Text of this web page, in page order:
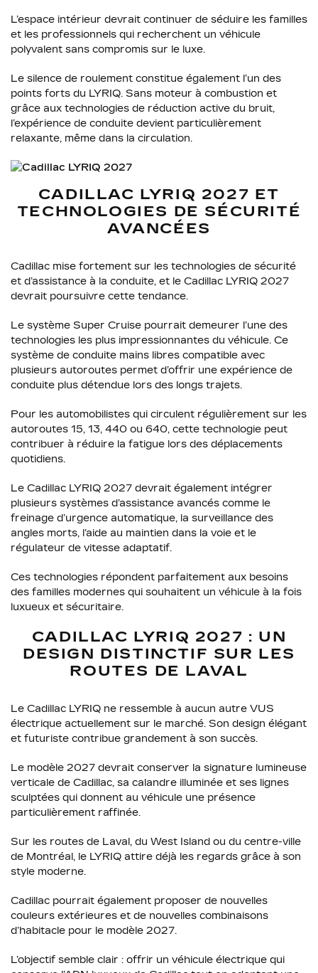
L’espace intérieur devrait continuer de séduire les familles
et les professionnels qui recherchent un véhicule
polyvalent sans compromis sur le luxe.
Le silence de roulement constitue également l’un des
points forts du LYRIQ. Sans moteur à combustion et
grâce aux technologies de réduction active du bruit,
l’expérience de conduite devient particulièrement
relaxante, même dans la circulation.
CADILLAC LYRIQ 2027 ET
TECHNOLOGIES DE SÉCURITÉ
AVANCÉES
Cadillac mise fortement sur les technologies de sécurité
et d’assistance à la conduite, et le Cadillac LYRIQ 2027
devrait poursuivre cette tendance.
Le système Super Cruise pourrait demeurer l’une des
technologies les plus impressionnantes du véhicule. Ce
système de conduite mains libres compatible avec
plusieurs autoroutes permet d’offrir une expérience de
conduite plus détendue lors des longs trajets.
Pour les automobilistes qui circulent régulièrement sur les
autoroutes 15, 13, 440 ou 640, cette technologie peut
contribuer à réduire la fatigue lors des déplacements
quotidiens.
Le Cadillac LYRIQ 2027 devrait également intégrer
plusieurs systèmes d’assistance avancés comme le
freinage d’urgence automatique, la surveillance des
angles morts, l’aide au maintien dans la voie et le
régulateur de vitesse adaptatif.
Ces technologies répondent parfaitement aux besoins
des familles modernes qui souhaitent un véhicule à la fois
luxueux et sécuritaire.
CADILLAC LYRIQ 2027 : UN
DESIGN DISTINCTIF SUR LES
ROUTES DE LAVAL
Le Cadillac LYRIQ ne ressemble à aucun autre VUS
électrique actuellement sur le marché. Son design élégant
et futuriste contribue grandement à son succès.
Le modèle 2027 devrait conserver la signature lumineuse
verticale de Cadillac, sa calandre illuminée et ses lignes
sculptées qui donnent au véhicule une présence
particulièrement raffinée.
Sur les routes de Laval, du West Island ou du centre-ville
de Montréal, le LYRIQ attire déjà les regards grâce à son
style moderne.
Cadillac pourrait également proposer de nouvelles
couleurs extérieures et de nouvelles combinaisons
d’habitacle pour le modèle 2027.
L’objectif semble clair : offrir un véhicule électrique qui